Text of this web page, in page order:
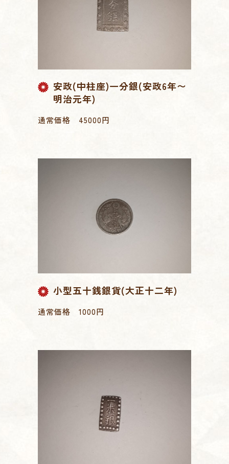
安政(中柱座)一分銀(安政6年〜
明治元年)
通常価格 45000円
小型五十銭銀貨(大正十二年)
通常価格 1000円